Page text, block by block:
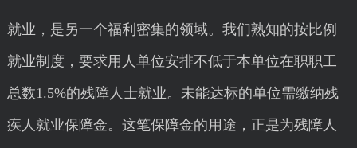
就业，是另一个福利密集的领域。我们熟知的按比例
就业制度，要求用人单位安排不低于本单位在职职工
总数1.5%的残障人士就业。未能达标的单位需缴纳残
疾人就业保障金。这笔保障金的用途，正是为残障人